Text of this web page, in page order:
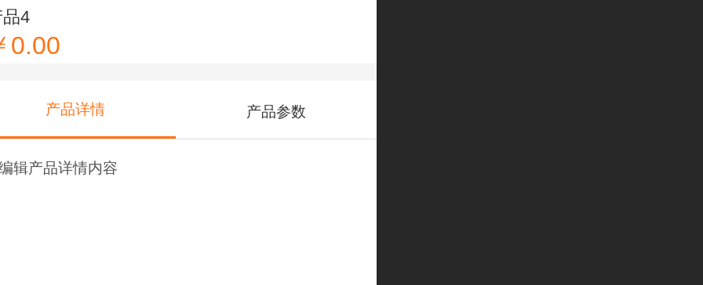
4
0.00
产品详情 产品参数
辑产品详情内容